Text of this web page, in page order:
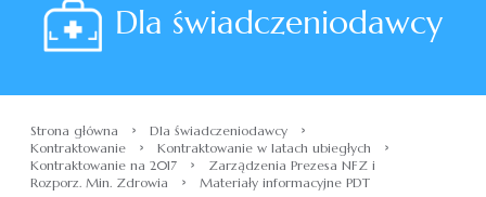
Dla świadczeniodawcy
Strona główna › Dla świadczeniodawcy ›
Kontraktowanie › Kontraktowanie w latach ubiegłych ›
Kontraktowanie na 2017 ›
Zarządzenia Prezesa NFZ i
Rozporz. Min. Zdrowia
› Materiały informacyjne PDT